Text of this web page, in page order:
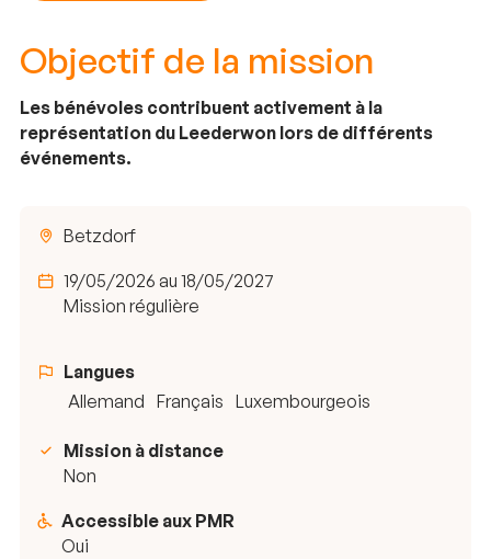
Objectif de la mission
Les bénévoles contribuent activement à la
représentation du Leederwon lors de différents
événements.
Betzdorf
19/05/2026 au 18/05/2027
Mission régulière
Langues
Allemand Français Luxembourgeois
Mission à distance
Non
Accessible aux PMR
Oui